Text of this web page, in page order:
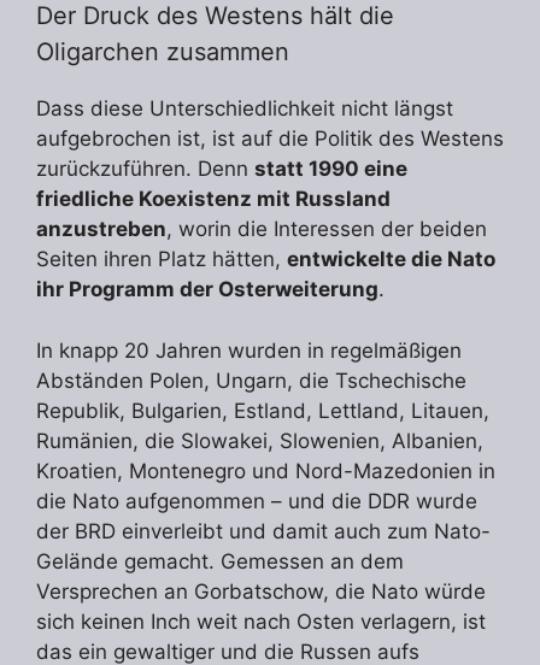
Der Druck des Westens hält die
Oligarchen zusammen
Dass diese Unterschiedlichkeit nicht längst
aufgebrochen ist, ist auf die Politik des Westens
zurückzuführen. Denn statt 1990 eine
friedliche Koexistenz mit Russland
anzustreben, worin die Interessen der beiden
Seiten ihren Platz hätten, entwickelte die Nato
ihr Programm der Osterweiterung.
In knapp 20 Jahren wurden in regelmäßigen
Abständen Polen, Ungarn, die Tschechische
Republik, Bulgarien, Estland, Lettland, Litauen,
Rumänien, die Slowakei, Slowenien, Albanien,
Kroatien, Montenegro und Nord-Mazedonien in
die Nato aufgenommen – und die DDR wurde
der BRD einverleibt und damit auch zum Nato-
Gelände gemacht. Gemessen an dem
Versprechen an Gorbatschow, die Nato würde
sich keinen Inch weit nach Osten verlagern, ist
das ein gewaltiger und die Russen aufs